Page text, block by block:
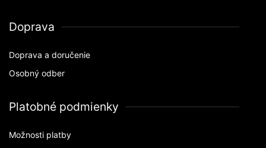
Doprava
Doprava a doručenie
Osobný odber
Platobné podmienky
Možnosti platby